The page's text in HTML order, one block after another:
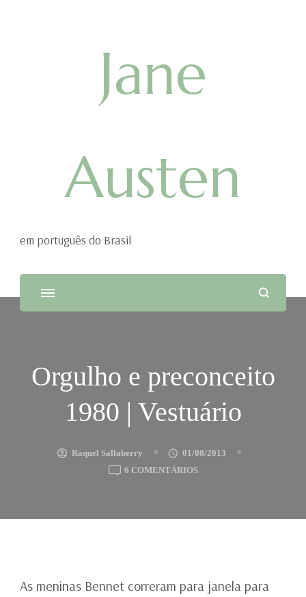
Jane
Austen
em português do Brasil
Orgulho e preconceito
1980 | Vestuário
Raquel Sallaberry
01/08/2013
6 COMENTÁRIOSEM
PRECONCEITO
As meninas Bennet correram para janela para